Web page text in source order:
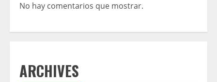
No hay comentarios que mostrar.
ARCHIVES